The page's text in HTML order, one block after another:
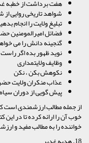
هفت برداشت از خطبه
شواهد تاریخی روایی
تبلیغ ولایت را انجام
فضائل امیرالمومنین
گنجینه دانش را می
نوید ظهور بده اگر
وظایف ولایتمداری
نکوهش بکن ، نکن
عذاب منکران ولایت
پیش گویی از دوران
از جمله مطالب ارزشمندی است
خوب آن را ارائه کرده تا در
خواننده را به مطالب مفید و